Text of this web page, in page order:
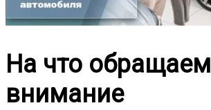
На что обращаем
внимание